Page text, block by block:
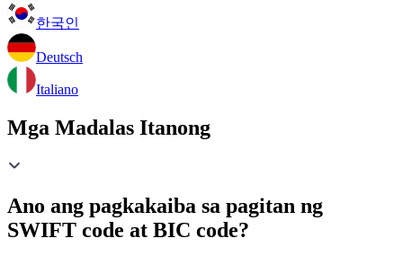
한국인
Deutsch
Italiano
Mga Madalas Itanong
Ano ang pagkakaiba sa pagitan ng
SWIFT code at BIC code?